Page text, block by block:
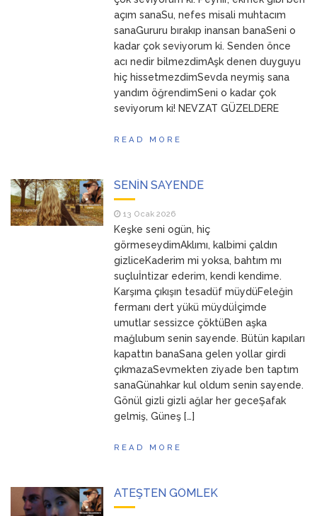
açım sanaSu, nefes misali muhtacım
sanaGururu bırakıp inansan banaSeni o
kadar çok seviyorum ki. Senden önce
acı nedir bilmezdimAşk denen duyguyu
hiç hissetmezdimSevda neymiş sana
yandım öğrendimSeni o kadar çok
seviyorum ki! NEVZAT GÜZELDERE
READ MORE
SENİN SAYENDE
13 Ocak 2026
Keşke seni ogün, hiç
görmeseydimAklımı, kalbimi çaldın
gizliceKaderim mi yoksa, bahtım mı
suçluİntizar ederim, kendi kendime.
Karşıma çıkışın tesadüf müydüFeleğin
fermanı dert yükü müydüİçimde
umutlar sessizce çöktüBen aşka
mağlubum senin sayende. Bütün kapıları
kapattın banaSana gelen yollar girdi
çıkmazaSevmekten ziyade ben taptım
sanaGünahkar kul oldum senin sayende.
Gönül gizli gizli ağlar her geceŞafak
gelmiş, Güneş […]
READ MORE
ATEŞTEN GÖMLEK